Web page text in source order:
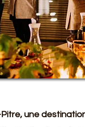
une